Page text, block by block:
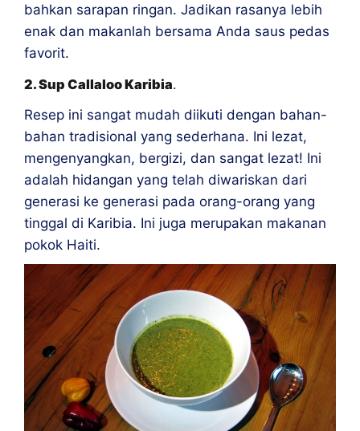
bahkan sarapan ringan. Jadikan rasanya lebih
enak dan makanlah bersama Anda saus pedas
favorit.
2. Sup Callaloo Karibia.
Resep ini sangat mudah diikuti dengan bahan-
bahan tradisional yang sederhana. Ini lezat,
mengenyangkan, bergizi, dan sangat lezat! Ini
adalah hidangan yang telah diwariskan dari
generasi ke generasi pada orang-orang yang
tinggal di Karibia. Ini juga merupakan makanan
pokok Haiti.